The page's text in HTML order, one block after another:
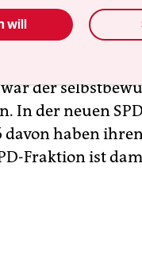
das
der
In der neuen
davon haben
Fraktion ist
will